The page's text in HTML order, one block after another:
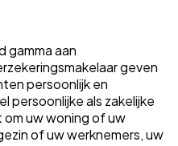
gamma aan
geven
persoonlijk en
persoonlijke als zakelijke
uw woning of uw
of uw werknemers, uw